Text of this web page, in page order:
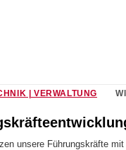
| VERWALTUNG
unsere Führungskräfte